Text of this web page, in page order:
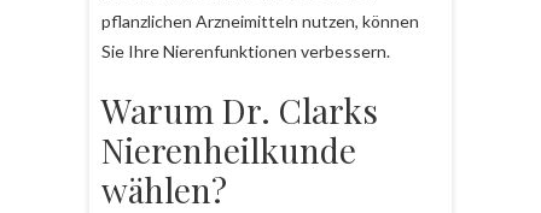
pflanzlichen Arzneimitteln nutzen, können
Sie Ihre Nierenfunktionen verbessern.
Warum Dr. Clarks
Nierenheilkunde
wählen?